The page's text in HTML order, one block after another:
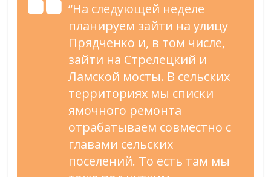
“На следующей неделе
планируем зайти на улицу
Прядченко и, в том числе,
зайти на Стрелецкий и
Ламской мосты. В сельских
территориях мы списки
ямочного ремонта
отрабатываем совместно с
главами сельских
поселений. То есть там мы